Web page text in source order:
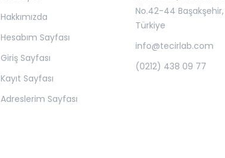
Hakkımızda
Hesabım Sayfası
Giriş Sayfası
Kayıt Sayfası
Adreslerim Sayfası
No.42-44
Türkiye
info@tecirlab.com
(0212) 438 09 77